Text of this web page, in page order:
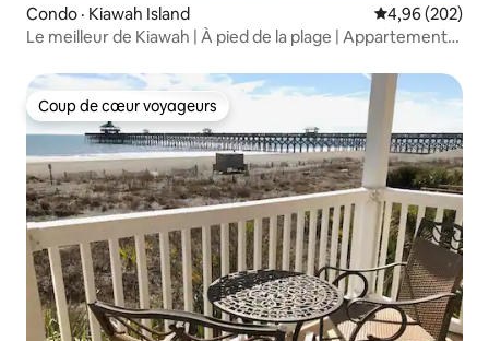
Condo · Kiawah Island Note
4,96 (202)
Le meilleur de Kiawah | À pied de la plage | Appartement
Coup de cœur voyageurs
Coup de cœur voyageurs